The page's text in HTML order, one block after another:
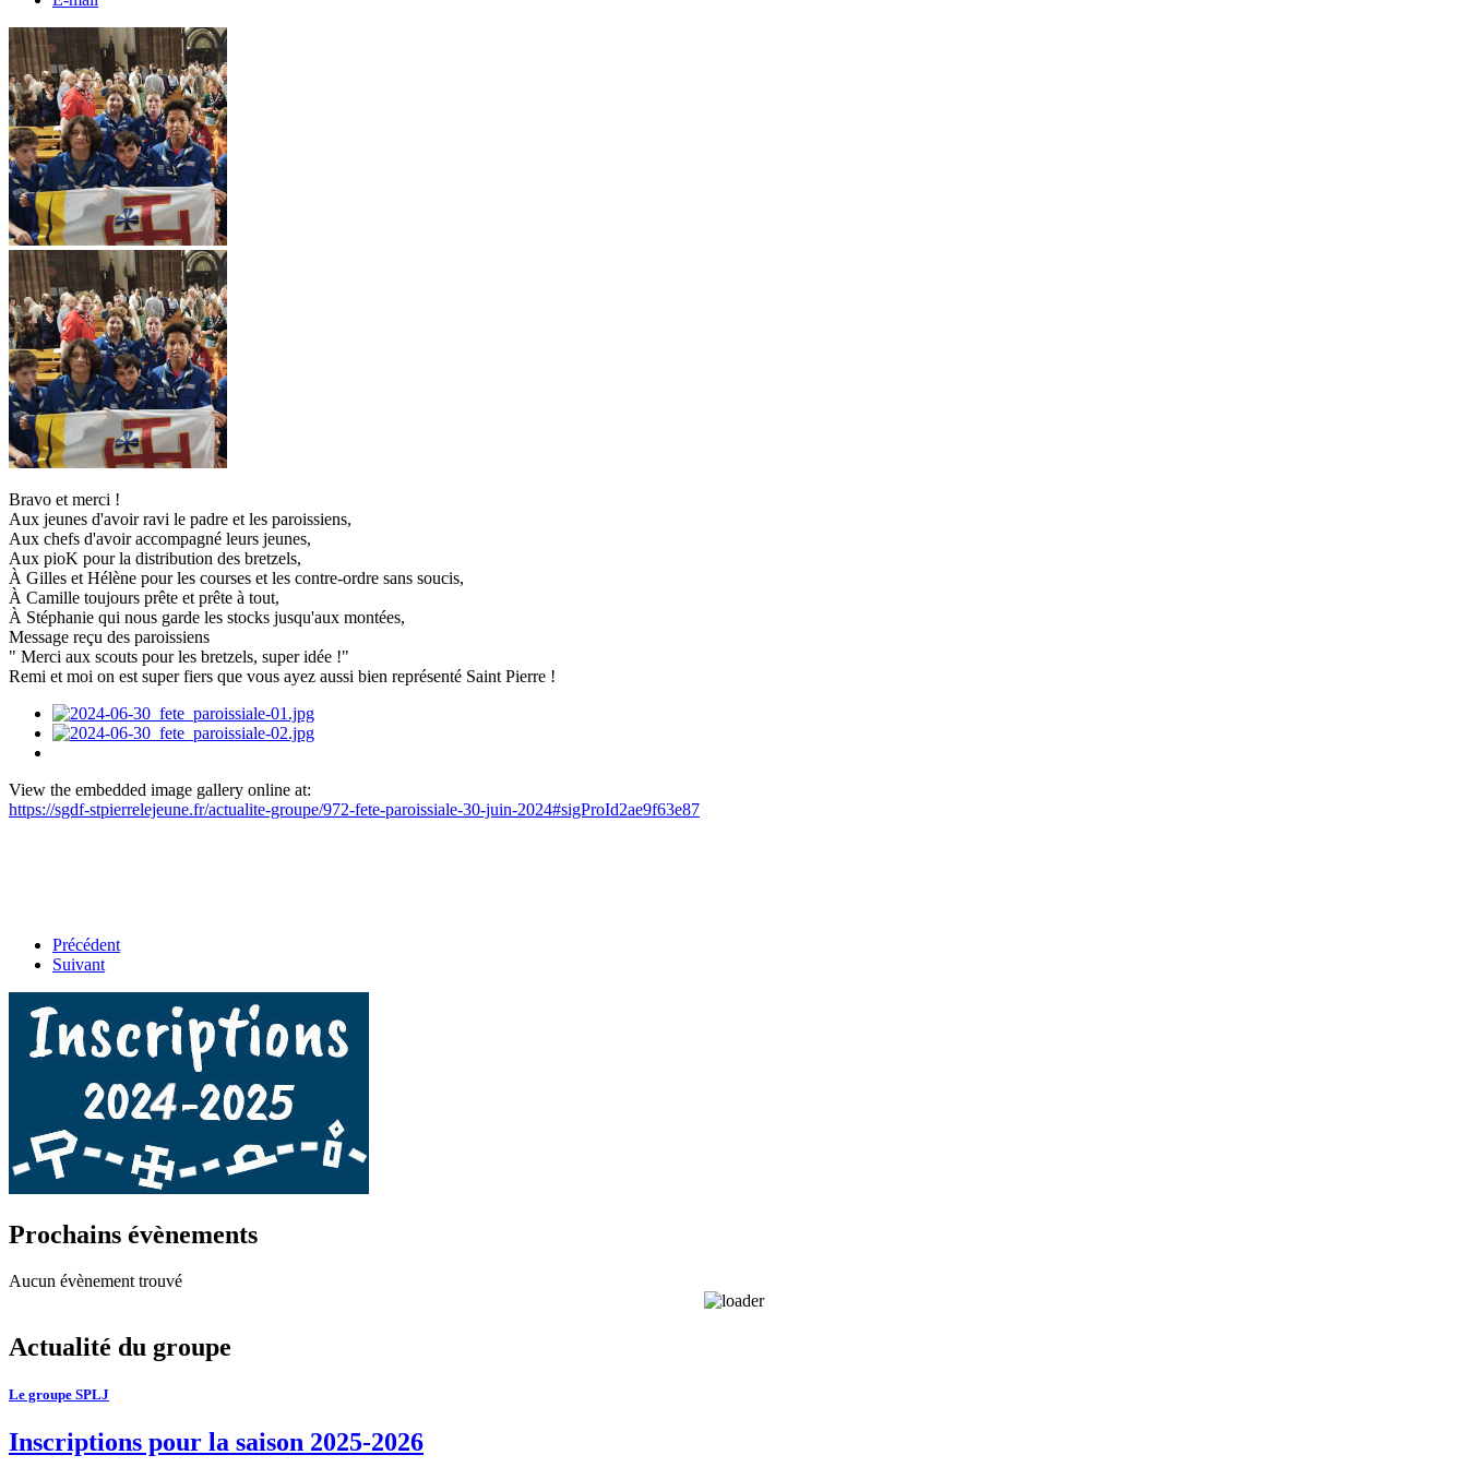
Bravo et merci !
Aux jeunes d'avoir ravi le padre et les paroissiens,
Aux chefs d'avoir accompagné leurs jeunes,
Aux pioK pour la distribution des bretzels,
À Gilles et Hélène pour les courses et les contre-ordre sans soucis,
À Camille toujours prête et prête à tout,
À Stéphanie qui nous garde les stocks jusqu'aux montées,
Message reçu des paroissiens
" Merci aux scouts pour les bretzels, super idée !"
Remi et moi on est super fiers que vous ayez aussi bien représenté Saint Pierre !
View the embedded image gallery online at:
https://sgdf-stpierrelejeune.fr/actualite-groupe/972-fete-paroissiale-30-juin-2024#sigProId2ae9f63e87
Précédent
Suivant
Prochains évènements
Aucun évènement trouvé
Actualité du groupe
Le groupe SPLJ
Inscriptions pour la saison 2025-2026